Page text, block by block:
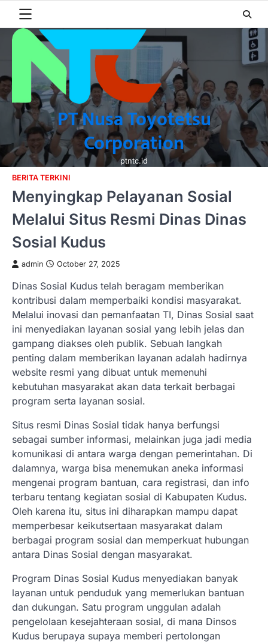
content
PT Nusa Toyotetsu
Corporation
ptntc.id
BERITA TERKINI
Menyingkap Pelayanan Sosial
Melalui Situs Resmi Dinas Dinas
Sosial Kudus
admin October 27, 2025
Dinas Sosial Kudus telah beragam memberikan
kontribusi dalam memperbaiki kondisi masyarakat.
Melalui inovasi dan pemanfaatan TI, Dinas Sosial saat
ini menyediakan layanan sosial yang lebih jelas dan
gampang diakses oleh publik. Sebuah langkah
penting dalam memberikan layanan adalah hadirnya
website resmi yang dibuat untuk memenuhi
kebutuhan masyarakat akan data terkait berbagai
program serta layanan sosial.
Situs resmi Dinas Sosial tidak hanya berfungsi
sebagai sumber informasi, melainkan juga jadi media
komunikasi di antara warga dengan pemerintahan. Di
dalamnya, warga bisa menemukan aneka informasi
mengenai program bantuan, cara registrasi, dan info
terbaru tentang kegiatan sosial di Kabupaten Kudus.
Oleh karena itu, situs ini diharapkan mampu dapat
memperbesar keikutsertaan masyarakat dalam
berbagai program sosial dan memperkuat hubungan
antara Dinas Sosial dengan masyarakat.
Program Dinas Sosial Kudus menyediakan banyak
layanan untuk penduduk yang memerlukan bantuan
dan dukungan. Satu program unggulan adalah
pengelolaan kesejahteraan sosial, di mana Dinsos
Kudus berupaya supaya memberi pertolongan